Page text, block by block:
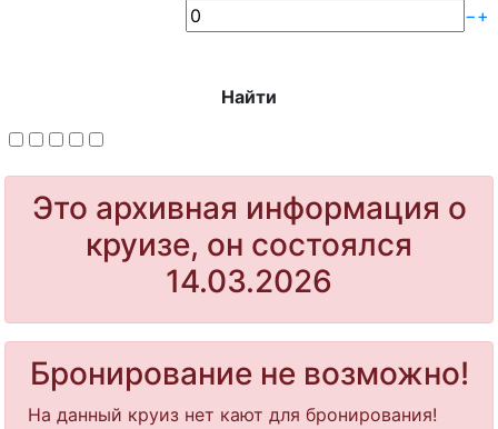
−+
Найти
Это архивная информация о
круизе, он состоялся
14.03.2026
Бронирование не возможно!
На данный круиз нет кают для бронирования!